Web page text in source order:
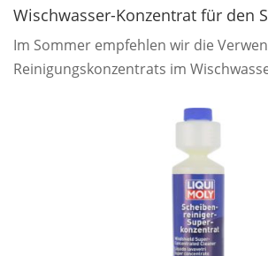
Wischwasser-Konzentrat für den
Im Sommer empfehlen wir die
Reinigungskonzentrats im